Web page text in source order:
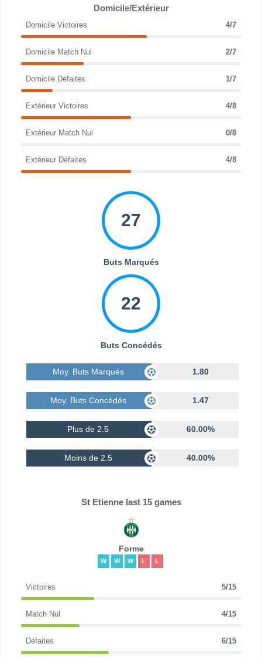
Domicile/Extérieur
Domicile Victoires 4/7
Domicile Match Nul 2/7
Domicile Défaites 1/7
Extérieur Victoires 4/8
Extérieur Match Nul 0/8
Extérieur Défaites 4/8
27
Buts Marqués
22
Buts Concédés
Moy. Buts Marqués 1.80
Moy. Buts Concédés 1.47
Plus de 2.5 60.00%
Moins de 2.5 40.00%
St Etienne last 15 games
Forme
W W W L L
Victoires 5/15
Match Nul 4/15
Défaites 6/15